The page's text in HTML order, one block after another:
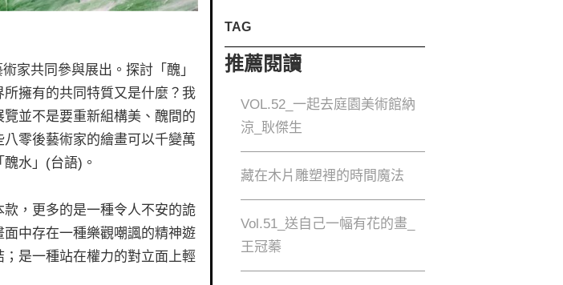
家共同參與展出。探討「醜」
擁有的共同特質又是什麼？我
並不是要重新組構美、醜間的
零後藝術家的繪畫可以千變萬
水」(台語)。
，更多的是一種令人不安的詭
中存在一種樂觀嘲諷的精神遊
是一種站在權力的對立面上輕
TAG
推薦閱讀
VOL.52_一起去庭園美術館納
涼_耿傑生
藏在木片雕塑裡的時間魔法
Vol.51_送自己一幅有花的畫_
王冠蓁